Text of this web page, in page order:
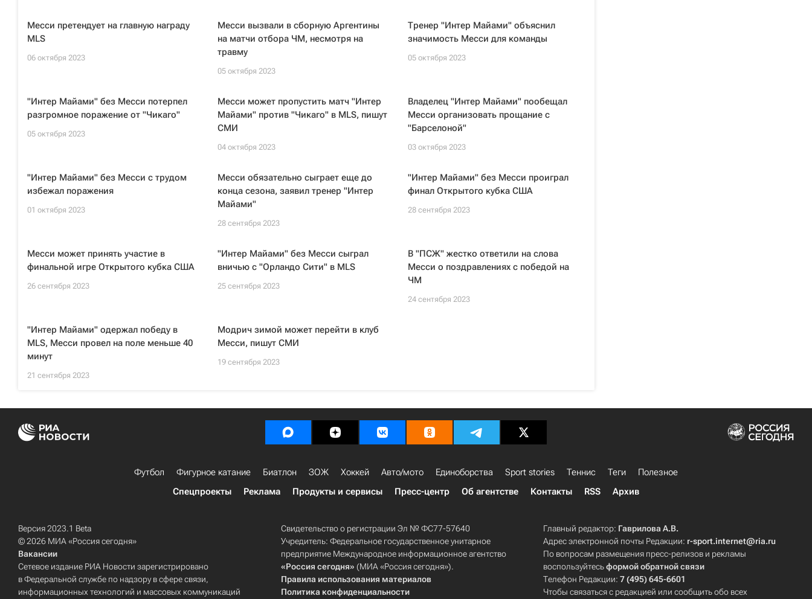
Месси претендует на главную награду
MLS
06 октября 2023
Месси вызвали в сборную Аргентины
на матчи отбора ЧМ, несмотря на
травму
05 октября 2023
Тренер "Интер Майами" объяснил
значимость Месси для команды
05 октября 2023
"Интер Майами" без Месси потерпел
разгромное поражение от "Чикаго"
05 октября 2023
Месси может пропустить матч "Интер
Майами" против "Чикаго" в MLS, пишут
СМИ
04 октября 2023
Владелец "Интер Майами" пообещал
Месси организовать прощание с
"Барселоной"
03 октября 2023
"Интер Майами" без Месси с трудом
избежал поражения
01 октября 2023
Месси обязательно сыграет еще до
конца сезона, заявил тренер "Интер
Майами"
28 сентября 2023
"Интер Майами" без Месси проиграл
финал Открытого кубка США
28 сентября 2023
Месси может принять участие в
финальной игре Открытого кубка США
26 сентября 2023
"Интер Майами" без Месси сыграл
вничью с "Орландо Сити" в MLS
25 сентября 2023
В "ПСЖ" жестко ответили на слова
Месси о поздравлениях с победой на
ЧМ
24 сентября 2023
"Интер Майами" одержал победу в
MLS, Месси провел на поле меньше 40
минут
21 сентября 2023
Модрич зимой может перейти в клуб
Месси, пишут СМИ
19 сентября 2023
Футбол Фигурное катание Биатлон ЗОЖ Хоккей Авто/мото Единоборства Sport stories Теннис Теги
Полезное
Спецпроекты
Реклама Продукты и сервисы Пресс-центр Об агентстве Контакты RSS Архив
Версия 2023.1 Beta
© 2026 МИА «Россия сегодня»
Вакансии
Сетевое издание РИА Новости зарегистрировано
в Федеральной службе по надзору в сфере связи,
информационных технологий и массовых коммуникаций
Свидетельство о регистрации Эл № ФС77-57640
Учредитель: Федеральное государственное унитарное
предприятие Международное информационное агентство
«Россия сегодня» (МИА «Россия сегодня»).
Правила использования материалов
Политика конфиденциальности
Главный редактор: Гаврилова А.В.
Адрес электронной почты Редакции: r-sport.internet@ria.ru
По вопросам размещения пресс-релизов и рекламы
воспользуйтесьформой обратной связи
Телефон Редакции:7 (495) 645-6601
Чтобы связаться с редакцией или сообщить обо всех